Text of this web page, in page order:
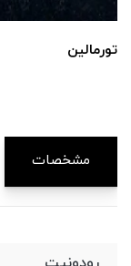
تورمالین
مشخصات